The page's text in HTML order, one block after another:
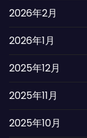
2026年2月
2026年1月
2025年12月
2025年11月
2025年10月